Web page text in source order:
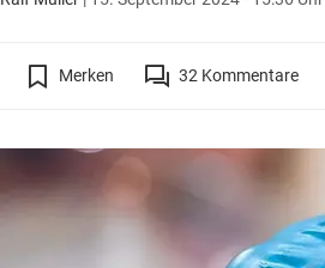
Merken 32 Kommentare